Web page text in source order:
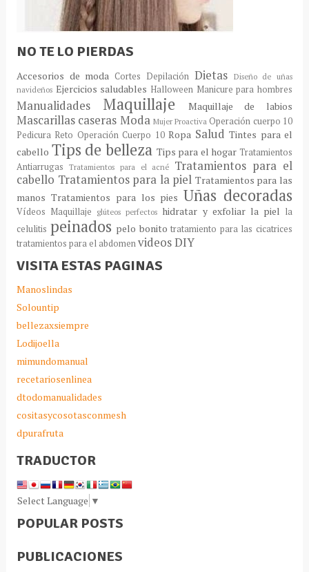
NO TE LO PIERDAS
Accesorios de moda Cortes Depilación Dietas
Diseño de uñas
navideños Ejercicios saludables Halloween Manicure para hombres
Manualidades Maquillaje Maquillaje de labios
Mascarillas caseras Moda Mujer Proactiva Operación cuerpo 10
Pedicura Reto Operación Cuerpo 10 Ropa Salud Tintes para el
cabello Tips de belleza Tips para el hogar Tratamientos
Antiarrugas Tratamientos para el acné Tratamientos para el
cabello Tratamientos para la piel Tratamientos para las
manos Tratamientos para los pies Uñas decoradas
Vídeos Maquillaje glúteos perfectos hidratar y exfoliar la piel la
celulitis peinados pelo bonito tratamiento para las cicatrices
tratamientos para el abdomenvideos DIY
VISITA ESTAS PAGINAS
Manoslindas
Solountip
bellezaxsiempre
Lodijoella
mimundomanual
recetariosenlinea
dtodomanualidades
cositasycosotasconmesh
dpurafruta
TRADUCTOR
Select Language ▼
POPULAR POSTS
PUBLICACIONES